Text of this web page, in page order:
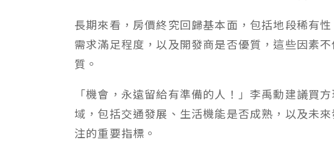
長期來看，房價終究回歸基本面，包括地段稀有
需求滿足程度，以及開發商是否優質，這些因素
質。
「機會，永遠留給有準備的人！」李禹勳建議買
域，包括交通發展、生活機能是否成熟，以及未
注的重要指標。